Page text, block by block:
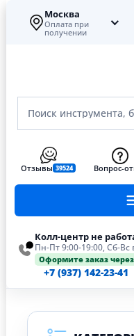
Москва
Оплата при
получении
Поиск инструмента,
Отзывы 39524 Вопрос-
Колл-центр не
Пн-Пт 9:00-19:00, Сб-Вс
Оформите заказ
+7 (937) 142-23-41